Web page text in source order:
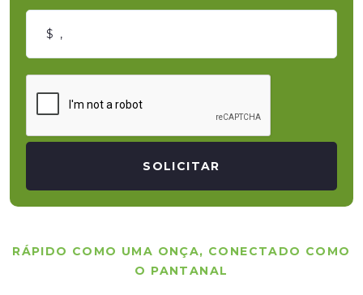
SOLICITAR
RÁPIDO COMO UMA ONÇA, CONECTADO COMO
O PANTANAL